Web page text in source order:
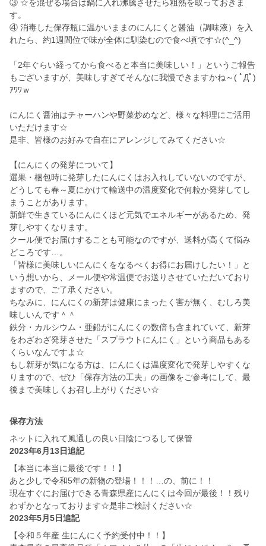
③ ☆を混ぜる場合は鍋に入れ沸騰させたら粗熱を取っておきま
す。
④ 消毒した保存瓶に温かいままのにんにくと醤油（調味液）を入
れたら、約1週間位で味が全体に馴染むので食べ頃です☆(^_^)
「2年ぐらい経ってから食べると本当に美味しい！」というご報告
もございますが、美味しすぎてそんなに我慢できますかね～( ﾟДﾟ)
ｱﾜﾜｗ
にんにく醤油はチャーハンや野菜炒めなど、様々な料理にご活用
いただけます☆
是非、皆様のお好みで自在にアレンジしてみてください☆
【にんにくの発芽について】
選果・梱包時に発芽したにんにくはお入れしていないのですが、
どうしても春～夏にかけて輸送中の温度変化で何粒か発芽してし
まうことがあります。
新鮮で生きているにんにくほど元気でエネルギーがあるため、発
芽しやすくなります。
クール便でお届けすることも可能なのですが、送料が高くて悩み
どころです…。
「皆様に美味しいにんにくをなるべくお得にお届けしたい！」と
いう想いから、メール便や常温便でお送りさせていただいており
ますので、ご了承ください。
ちなみに、にんにくの新芽は健康にまったく害が無く、むしろ美
味しいんです＾＾
鉄分・カルシウム・亜鉛がにんにくの数倍も含まれていて、新芽
をわざわざ発芽させた「スプラウトにんにく」という商品もある
くらいなんですよ☆
もし新芽が気になる方は、にんにくは温度変化で発芽しやすくな
りますので、ぜひ「保存方法の工夫」の画像をご参考にして、最
後まで美味しくお召し上がりください☆
保存方法
ネットに入れて風通しの良い日陰につるして保管
2023年6月13日追記
【本当に本当に最後です！！】
あと少しで令和5年の新物の登場！！！…の、前に！！
現在すぐにお届けできる青森県産にんにくは今回が最後！！残り
わずかとなっております☆是非ご検討ください☆
2023年5月5日追記
【令和５年産 生にんにく予約受付中！！】